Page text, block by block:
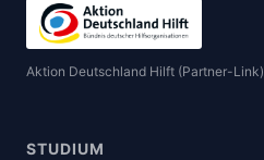
Aktion Deutschland Hilft (Partner-Link)
STUDIUM